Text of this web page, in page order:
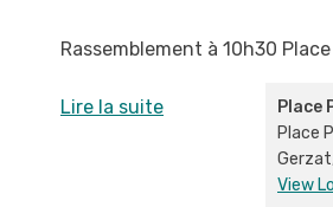
Rassemblement à 10h30
Place
Place
Gerzat
View
Lire la suite